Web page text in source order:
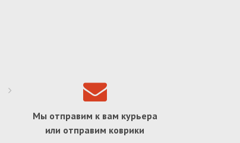
Мы отправим к вам курьера
или отправим коврики